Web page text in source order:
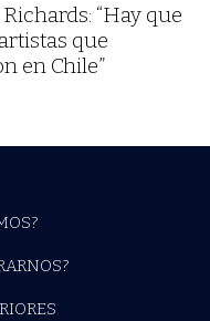
“Hay que
que
en Chile”